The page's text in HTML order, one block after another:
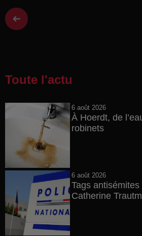
Toute l'actu
6 août 2026
À Hoerdt, de
robinets
6 août 2026
Tags
Catherine